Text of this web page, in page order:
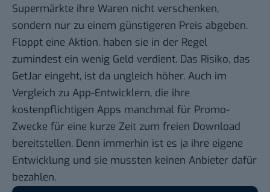
Supermärkte ihre Waren nicht verschenken,
sondern nur zu einem günstigeren Preis abgeben.
Floppt eine Aktion, haben sie in der Regel
zumindest ein wenig Geld verdient. Das Risiko, das
GetJar eingeht, ist da ungleich höher. Auch im
Vergleich zu App-Entwicklern, die ihre
kostenpflichtigen Apps manchmal für Promo-
Zwecke für eine kurze Zeit zum freien Download
bereitstellen. Denn immerhin ist es ja ihre eigene
Entwicklung und sie mussten keinen Anbieter dafür
bezahlen.